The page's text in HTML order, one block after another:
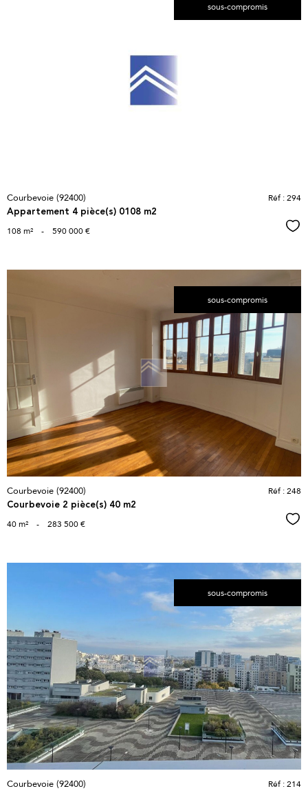
sous-compromis
voir le
bien
Courbevoie (92400)
Appartement 4 pièce(s) 0108 m2
Réf : 294
108 m² - 590 000 €
sous-compromis
voir le
bien
Courbevoie (92400)
Courbevoie 2 pièce(s) 40 m2
Réf : 248
40 m² - 283 500 €
sous-compromis
voir le
bien
Courbevoie (92400) Réf : 214